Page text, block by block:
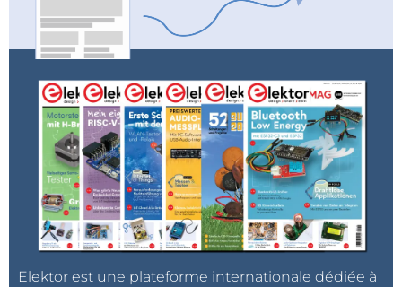
Elektor est une plateforme internationale dédiée à